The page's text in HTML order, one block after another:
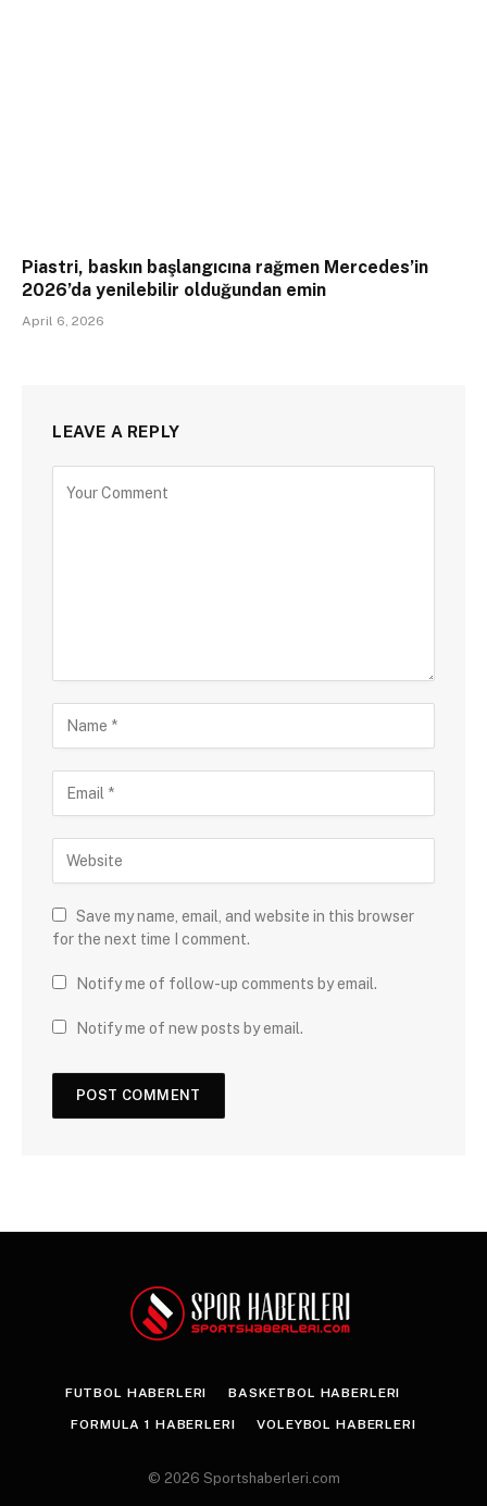
Piastri, baskın başlangıcına rağmen Mercedes’in
2026’da yenilebilir olduğundan emin
April 6, 2026
LEAVE A REPLY
Save my name, email, and website in this browser
for the next time I comment.
Notify me of follow-up comments by email.
Notify me of new posts by email.
FUTBOL HABERLERI BASKETBOL HABERLERI
FORMULA 1 HABERLERI VOLEYBOL HABERLERI
© 2026 Sportshaberleri.com